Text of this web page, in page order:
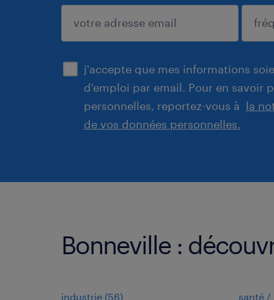
j'accepte que mes informations
d'emploi par email. Pour en savoir
personnelles, reportez-vous à la
de vos données personnelles.
enregistrer
Bonneville :
industrie (56) santé /